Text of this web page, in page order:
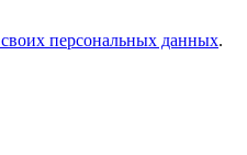
своих персональных данных.